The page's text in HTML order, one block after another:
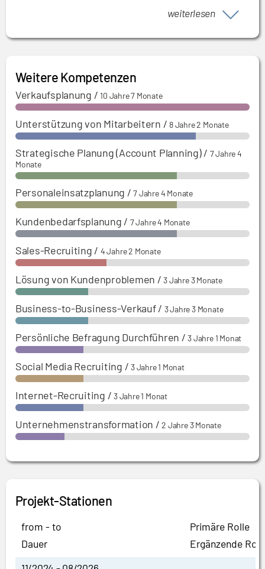
Entscheidungskompetenzen umfassen die
Sales Representative –
weiterlesen
Weitere Kompetenzen
Verkaufsplanung /10 Jahre 7 Monate
Unterstützung von Mitarbeitern /8 Jahre 2 Monate
Strategische Planung (Account Planning)/ 7 Jahre 4
Monate
Personaleinsatzplanung /7 Jahre 4 Monate
Kundenbedarfsplanung / 7 Jahre 4 Monate
Sales-Recruiting / 4 Jahre 2 Monate
Lösung von Kundenproblemen /3 Jahre 3 Monate
Business-to-Business-Verkauf/ 3 Jahre 3 Monate
Persönliche Befragung Durchführen /3 Jahre 1 Monat
Social Media Recruiting / 3 Jahre 1 Monat
Internet-Recruiting /3 Jahre 1 Monat
Unternehmenstransformation /2 Jahre 3 Monate
Projekt-Stationen
from - to
Dauer
Primäre Rolle
Ergänzende